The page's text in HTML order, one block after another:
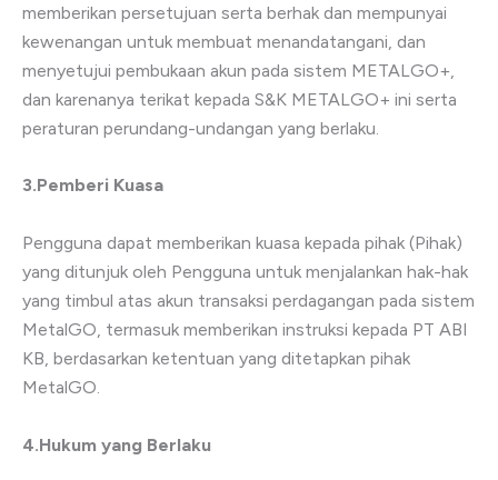
memberikan persetujuan serta berhak dan mempunyai
kewenangan untuk membuat menandatangani, dan
menyetujui pembukaan akun pada sistem METALGO+,
dan karenanya terikat kepada S&K METALGO+ ini serta
peraturan perundang-undangan yang berlaku.
3.Pemberi Kuasa
Pengguna dapat memberikan kuasa kepada pihak (Pihak)
yang ditunjuk oleh Pengguna untuk menjalankan hak-hak
yang timbul atas akun transaksi perdagangan pada sistem
MetalGO, termasuk memberikan instruksi kepada PT ABI
KB, berdasarkan ketentuan yang ditetapkan pihak
MetalGO.
4.Hukum yang Berlaku